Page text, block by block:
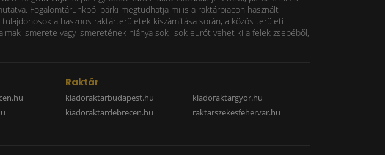
Fogalomtárunkból bárki megtudhatja mi is a raktárpiacon használt
a hasznos raktárterületek kiszámítása során, a közös területi
ismerete vagy ismeretének hiánya sok -sok eurót vehet ki a felek zsebéből,
Raktár
kiadoraktarbudapest.hu
kiadoraktardebrecen.hu
kiadoraktargyor.hu
raktarszekesfehervar.hu